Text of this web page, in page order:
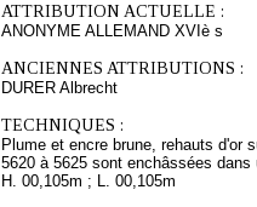
ATTRIBUTION ACTUELLE :
ANONYME ALLEMAND XVIè s
ANCIENNES ATTRIBUTIONS :
DURER Albrecht
TECHNIQUES :
Plume et encre brune, rehauts d'or
5620 à 5625 sont enchâssées dans
H. 00,105m ; L. 00,105m